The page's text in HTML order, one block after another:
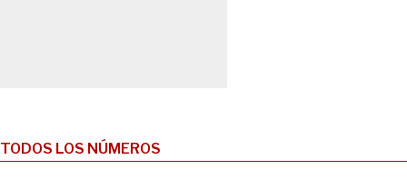
TODOS LOS NÚMEROS